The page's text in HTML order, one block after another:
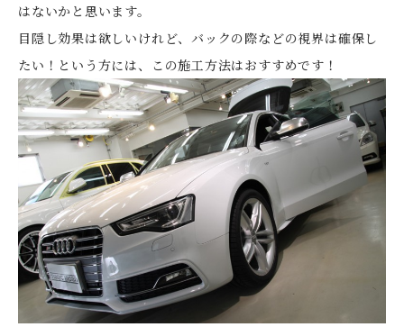
はないかと思います。
目隠し効果は欲しいけれど、バックの際などの視界は確保し
たい！という方には、この施工方法はおすすめです！